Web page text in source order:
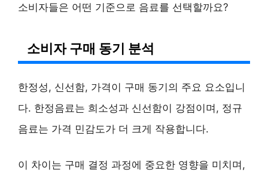
소비자들은 어떤 기준으로 음료를 선택할까요?
소비자 구매 동기 분석
한정성, 신선함, 가격이 구매 동기의 주요 요소입니
다. 한정음료는 희소성과 신선함이 강점이며, 정규
음료는 가격 민감도가 더 크게 작용합니다.
이 차이는 구매 결정 과정에 중요한 영향을 미치며,